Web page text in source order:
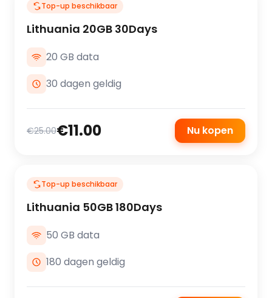
Top-up beschikbaar
Lithuania 20GB 30Days
20 GB data
30 dagen geldig
€25.00€11.00 Nu kopen
Top-up beschikbaar
Lithuania 50GB 180Days
50 GB data
180 dagen geldig